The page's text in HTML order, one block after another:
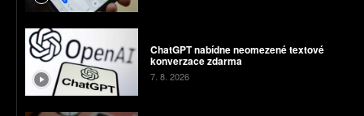
ChatGPT nabídne neomezené textové
konverzace zdarma
7. 8. 2026